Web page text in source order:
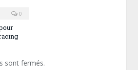
0
sont fermés.